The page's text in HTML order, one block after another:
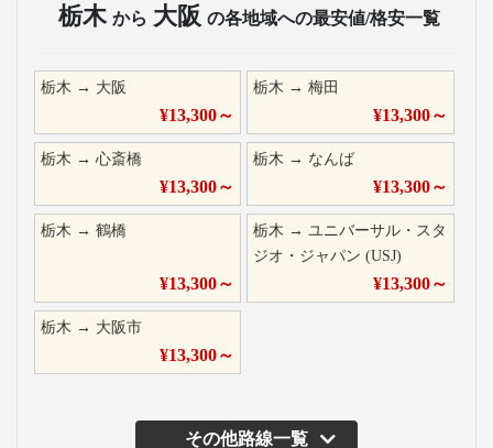
栃木 から 大阪 の各地域への最安値/格安一覧
栃木 → 大阪
¥13,300～
栃木 →梅田
¥13,300～
栃木 → 心斎橋
¥13,300～
栃木 → なんば
¥13,300～
栃木 → 鶴橋
¥13,300～
栃木 →ユニバーサル・スタ
ジオ・ジャパン (USJ)
¥13,300～
栃木 → 大阪市
¥13,300～
その他路線一覧